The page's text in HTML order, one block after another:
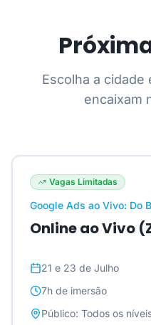
Escolha a cidade
encaixam
Vagas Limitadas
Google Ads ao Vivo: Do
Online ao Vivo
21 e 23 de Julho
7h de imersão
Público: Todos os